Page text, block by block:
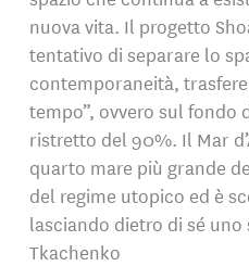
nuova vita. Il progetto
tentativo di separare lo
contemporaneità,
tempo”, ovvero sul fondo
ristretto del 90%. Il Mar
quarto mare più grande
del regime utopico ed è
lasciando dietro di sé
Tkachenko